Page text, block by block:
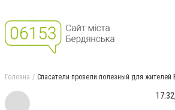
Головна Спасатели провели полезный для жителей